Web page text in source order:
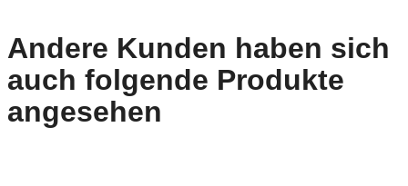
Andere Kunden haben sich
auch folgende Produkte
angesehen